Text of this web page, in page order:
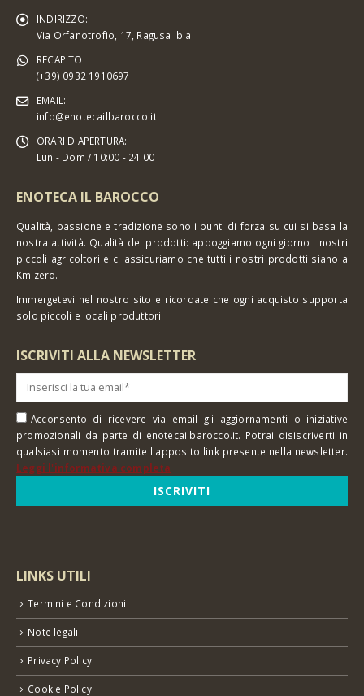
INDIRIZZO:
Via Orfanotrofio, 17, Ragusa Ibla
RECAPITO:
(+39) 0932 1910697
EMAIL:
info@enotecailbarocco.it
ORARI D'APERTURA:
Lun - Dom / 10:00 - 24:00
ENOTECA IL BAROCCO
Qualità, passione e tradizione sono i punti di forza su cui si basa la
nostra attività. Qualità dei prodotti: appoggiamo ogni giorno i nostri
piccoli agricoltori e ci assicuriamo che tutti i nostri prodotti siano a
Km zero.
Immergetevi nel nostro sito e ricordate che ogni acquisto supporta
solo piccoli e locali produttori.
ISCRIVITI ALLA NEWSLETTER
Acconsento di ricevere via email gli aggiornamenti o iniziative
promozionali da parte di enotecailbarocco.it. Potrai disiscriverti in
qualsiasi momento tramite l'apposito link presente nella newsletter.
Leggi l'informativa completa
LINKS UTILI
Termini e Condizioni
Note legali
Privacy Policy
Cookie Policy